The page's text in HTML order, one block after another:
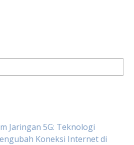
Jaringan 5G: Teknologi
Koneksi Internet di